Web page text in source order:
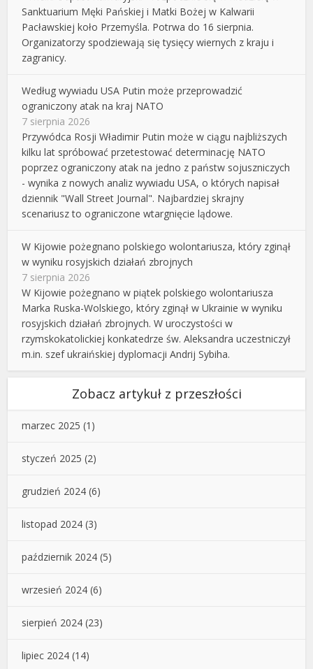
Sanktuarium Męki Pańskiej i Matki Bożej w Kalwarii
Pacławskiej koło Przemyśla. Potrwa do 16 sierpnia.
Organizatorzy spodziewają się tysięcy wiernych z kraju i
zagranicy.
Według wywiadu USA Putin może przeprowadzić
ograniczony atak na kraj NATO
7 sierpnia 2026
Przywódca Rosji Władimir Putin może w ciągu najbliższych
kilku lat spróbować przetestować determinację NATO
poprzez ograniczony atak na jedno z państw sojuszniczych
- wynika z nowych analiz wywiadu USA, o których napisał
dziennik "Wall Street Journal". Najbardziej skrajny
scenariusz to ograniczone wtargnięcie lądowe.
W Kijowie pożegnano polskiego wolontariusza, który zginął
w wyniku rosyjskich działań zbrojnych
7 sierpnia 2026
W Kijowie pożegnano w piątek polskiego wolontariusza
Marka Ruska-Wolskiego, który zginął w Ukrainie w wyniku
rosyjskich działań zbrojnych. W uroczystości w
rzymskokatolickiej konkatedrze św. Aleksandra uczestniczył
m.in. szef ukraińskiej dyplomacji Andrij Sybiha.
Zobacz artykuł z przeszłości
marzec 2025 (1)
styczeń 2025 (2)
grudzień 2024 (6)
listopad 2024 (3)
październik 2024 (5)
wrzesień 2024 (6)
sierpień 2024 (23)
lipiec 2024 (14)